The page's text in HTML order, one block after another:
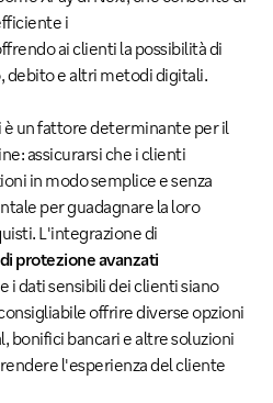
i
ai clienti la possibilità di
debito e altri metodi digitali.
è un fattore determinante per il
assicurarsi che i clienti
in modo semplice e senza
per guadagnare la loro
L'integrazione di
protezione avanzati
i dati sensibili dei clienti siano
offrire diverse opzioni
bonifici bancari e altre soluzioni
l'esperienza del cliente